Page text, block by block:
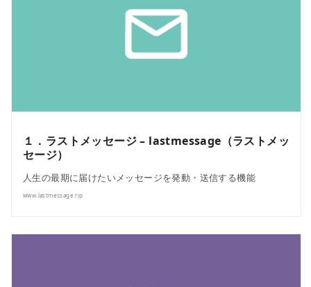
１．ラストメッセージ – lastmessage（ラストメッ
セージ）
人生の最期に届けたいメッセージを発動・送信する機能
www.lastmessage.rip